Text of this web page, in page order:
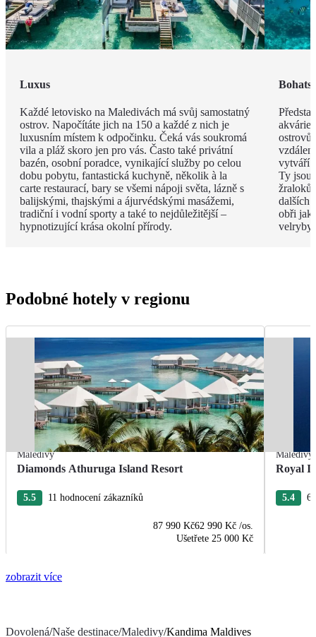
Luxus
Každé letovisko na Maledivách má svůj samostatný
ostrov. Napočítáte jich na 150 a každé z nich je
luxusním místem k odpočinku. Čeká vás soukromá
vila a pláž skoro jen pro vás. Často také privátní
bazén, osobní poradce, vynikající služby po celou
dobu pobytu, fantastická kuchyně, několik à la
carte restaurací, bary se všemi nápoji světa, lázně s
balijskými, thajskými a ájurvédskými masážemi,
tradiční i vodní sporty a také to nejdůležitější –
hypnotizující krása okolní přírody.
ostrovů
vytváří
Ty jsou
dalších
obři
velryby.
Podobné hotely v regionu
Maledivy
Diamonds Athuruga Island Resort
5.5 11 hodnocení zákazníků
87 990 Kč62 990 Kč /os.
Ušetřete 25 000 Kč
Maledivy
Royal
5.4
zobrazit více
Dovolená/Naše destinace/Maledivy/Kandima Maldives